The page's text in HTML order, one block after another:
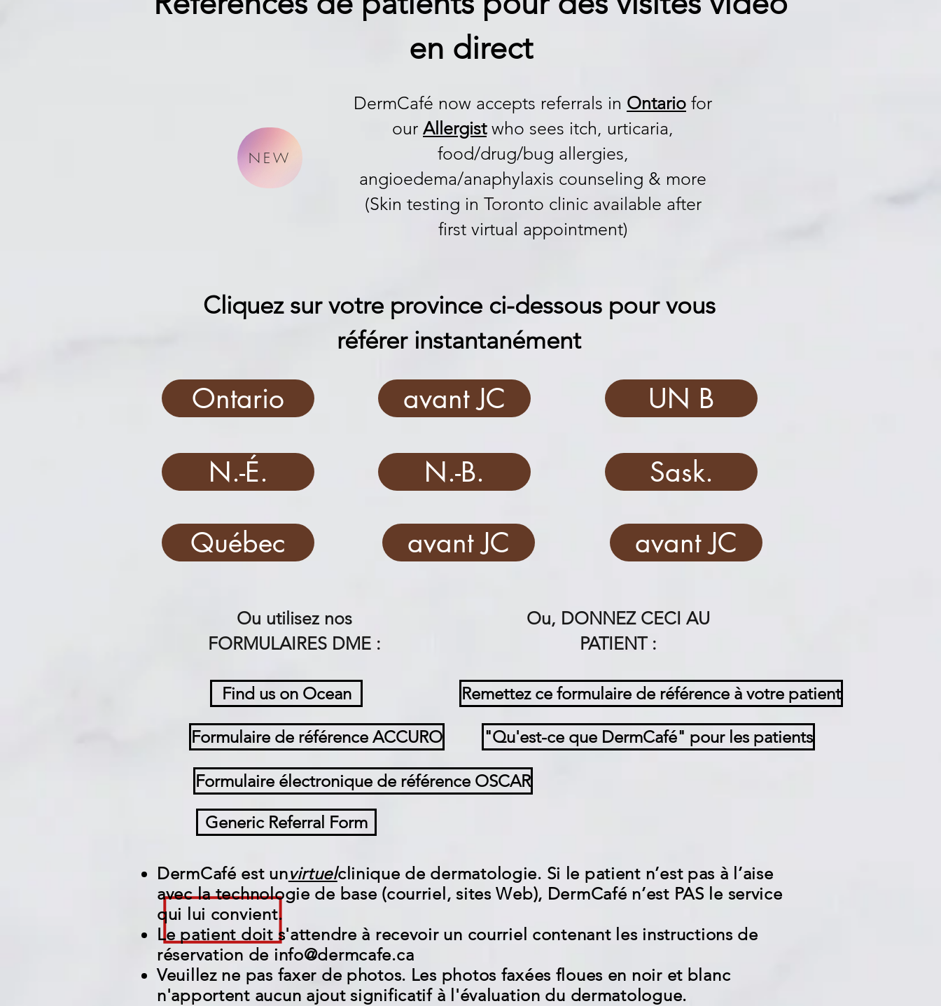
en direct
NEW
DermCafé now accepts referrals in Ontario for
our Allergistwho sees itch, urticaria,
food/drug/bug allergies,
angioedema/anaphylaxis counseling & more
(Skin testing in Toronto clinic available after
first virtual appointment)
Cliquez sur votre province ci-dessous pour vous
référer instantanément
Ontario
N.-É.
Québec
avant JC
N.-B.
avant JC
UN B
Sask.
avant JC
Ou utilisez nos
FORMULAIRES DME :
Ou, DONNEZ CECI AU
PATIENT :
Find us on Ocean
Formulaire de référence ACCURO
Remettez ce formulaire de référence à votre patient
"Qu'est-ce que DermCafé" pour les patients
Formulaire électronique de référence OSCAR
Generic Referral Form
DermCafé est unvirtuelclinique de dermatologie. Si le patient n’est pas à l’aise
avec la technologie de base (courriel, sites Web), DermCafé n’est PAS le service
qui lui convient.
Le patient doit s'attendre à recevoir un courriel contenant les instructions de
réservation de info@dermcafe.ca
Veuillez ne pas faxer de photos. Les photos faxées floues en noir et blanc
n'apportent aucun ajout significatif à l'évaluation du dermatologue.